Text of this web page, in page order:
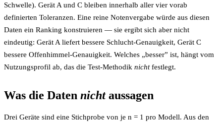
Schwelle). Gerät A und C bleiben innerhalb aller vier vorab
definierten Toleranzen. Eine reine Notenvergabe würde aus diesen
Daten ein Ranking konstruieren — sie ergibt sich aber nicht
eindeutig: Gerät A liefert bessere Schlucht-Genauigkeit, Gerät C
bessere Offenhimmel-Genauigkeit. Welches „besser” ist, hängt vom
Nutzungsprofil ab, das die Test-Methodik nichtfestlegt.
Was die Daten nichtaussagen
Drei Geräte sind eine Stichprobe von je n = 1 pro Modell. Aus den